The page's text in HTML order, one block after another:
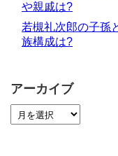
や親戚は?
若槻礼次郎の子孫
族構成は?
アーカイブ